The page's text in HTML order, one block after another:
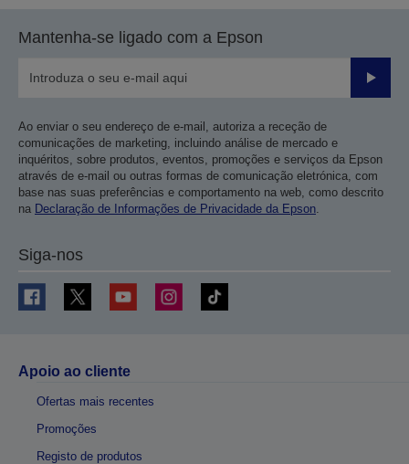
Mantenha-se ligado com a Epson
Enviar
Ao enviar o seu endereço de e-mail, autoriza a receção de
comunicações de marketing, incluindo análise de mercado e
inquéritos, sobre produtos, eventos, promoções e serviços da Epson
através de e-mail ou outras formas de comunicação eletrónica, com
base nas suas preferências e comportamento na web, como descrito
na Declaração de Informações de Privacidade da Epson
Siga-nos
Apoio ao cliente
Ofertas mais recentes
Promoções
Registo de produtos